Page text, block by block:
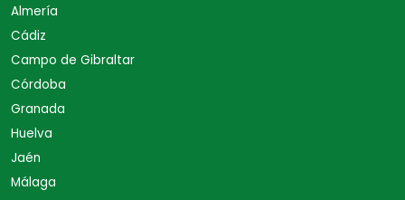
Almería
Cádiz
Campo de Gibraltar
Córdoba
Granada
Huelva
Jaén
Málaga